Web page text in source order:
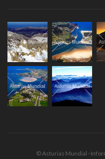
© Asturias Mundial ·